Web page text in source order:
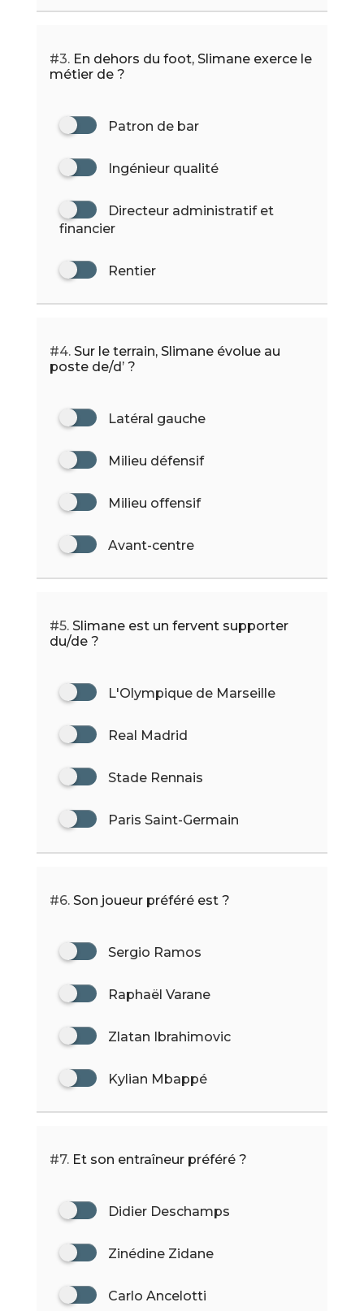
#3.En dehors du foot, Slimane exerce le
métier de ?
Patron de bar
Ingénieur qualité
Directeur administratif et
financier
Rentier
#4.Sur le terrain, Slimane évolue au
poste de/d’ ?
Latéral gauche
Milieu défensif
Milieu offensif
Avant-centre
#5.Slimane est un fervent supporter
du/de ?
L'Olympique de Marseille
Real Madrid
Stade Rennais
Paris Saint-Germain
#6.Son joueur préféré est ?
Sergio Ramos
Raphaël Varane
Zlatan Ibrahimovic
Kylian Mbappé
#7.Et son entraîneur préféré ?
Didier Deschamps
Zinédine Zidane
Carlo Ancelotti